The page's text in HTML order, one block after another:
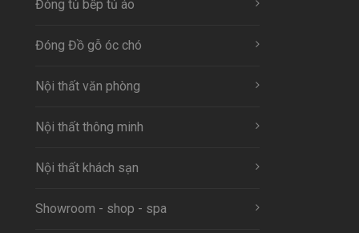
Đóng tủ bếp tủ áo
Đóng Đồ gỗ óc chó
Nội thất văn phòng
Nội thất thông minh
Nội thất khách sạn
Showroom - shop - spa